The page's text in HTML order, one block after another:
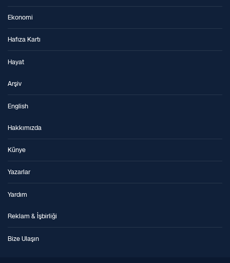
Ekonomi
Hafıza Kartı
Hayat
Arşiv
English
Hakkımızda
Künye
Yazarlar
Yardım
Reklam & İşbirliği
Bize Ulaşın